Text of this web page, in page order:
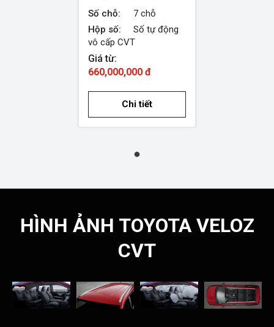
Số chỗ:
7 chỗ
Hộp số:
Số tự động
vô cấp CVT
Giá từ:
660,000,000 đ
Chi tiết
HÌNH ẢNH TOYOTA VELOZ
CVT